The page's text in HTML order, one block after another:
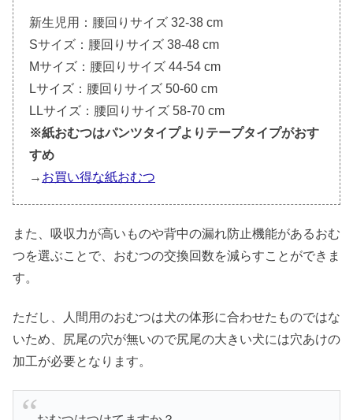
新生児用：腰回りサイズ 32-38 cm
Sサイズ：腰回りサイズ 38-48 cm
Mサイズ：腰回りサイズ 44-54 cm
Lサイズ：腰回りサイズ 50-60 cm
LLサイズ：腰回りサイズ 58-70 cm
※紙おむつはパンツタイプよりテープタイプがおす
すめ
→ お買い得な紙おむつ
また、吸収力が高いものや背中の漏れ防止機能があるおむ
つを選ぶことで、おむつの交換回数を減らすことができま
す。
ただし、人間用のおむつは犬の体形に合わせたものではな
いため、尻尾の穴が無いので尻尾の大きい犬には穴あけの
加工が必要となります。